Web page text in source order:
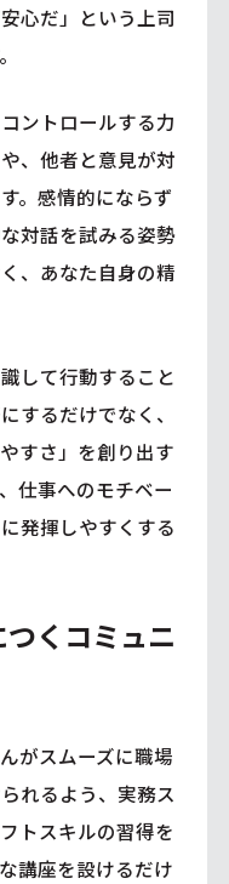
心だ」という上司
ントロールする力
、他者と意見が対
。感情的にならず
対話を試みる姿勢
、あなた自身の精
して行動すること
するだけでなく、
すさ」を創り出す
仕事へのモチベー
発揮しやすくする
くコミュニ
がスムーズに職場
れるよう、実務ス
トスキルの習得を
講座を設けるだけ